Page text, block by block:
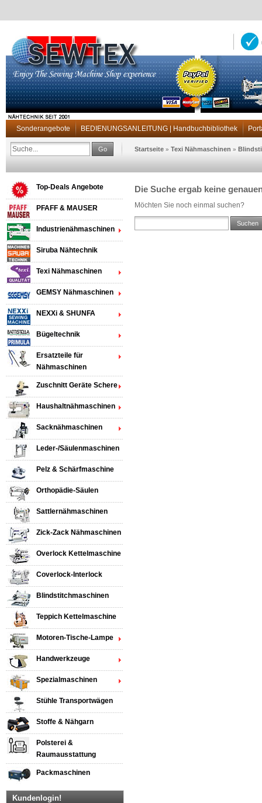
Sonderangebote BEDIENUNGSANLEITUNG | Handbuchbibliothek
Go Startseite » Texi Nähmaschinen »
Die Suche ergab keine
Möchten Sie noch einmal suchen?
Suchen
Top-Deals Angebote
PFAFF & MAUSER
Industrienähmaschinen
Siruba Nähtechnik
Texi Nähmaschinen
GEMSY Nähmaschinen
NEXXi & SHUNFA
Bügeltechnik
Ersatzteile für
Nähmaschinen
Zuschnitt Geräte Schere
Haushaltnähmaschinen
Sacknähmaschinen
Leder-/Säulenmaschinen
Pelz & Schärfmaschine
Orthopädie-Säulen
Sattlernähmaschinen
Zick-Zack Nähmaschinen
Overlock Kettelmaschine
Coverlock-Interlock
Blindstitchmaschinen
Teppich Kettelmaschine
Motoren-Tische-Lampe
Handwerkzeuge
Spezialmaschinen
Stühle Transportwägen
Stoffe & Nähgarn
Polsterei &
Raumausstattung
Packmaschinen
Kundenlogin!